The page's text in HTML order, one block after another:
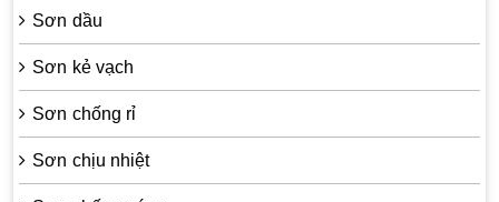
Sơn dầu
Sơn kẻ vạch
Sơn chống rỉ
Sơn chịu nhiệt